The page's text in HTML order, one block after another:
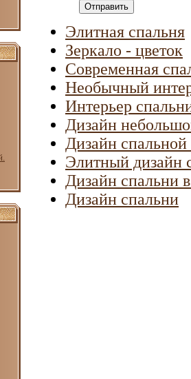
Отправить
Элитная спальня
Зеркало - цветок
Современная
Необычный
Интерьер
Дизайн
Дизайн
Элитный дизайн
Дизайн спальни
Дизайн спальни